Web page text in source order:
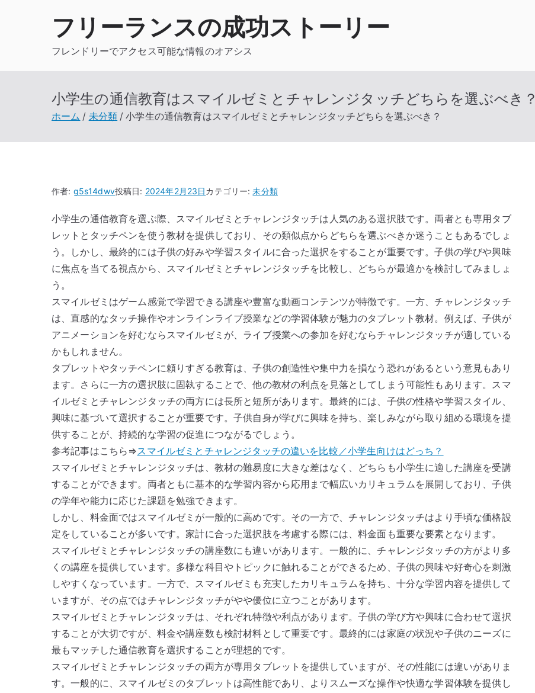
フリーランスの成功ストーリー
フレンドリーでアクセス可能な情報のオアシス
小学生の通信教育はスマイルゼミとチャレンジタッチどちらを選ぶべき？
ホーム 未分類 小学生の通信教育はスマイルゼミとチャレンジタッチどちらを選ぶべき？
作者: g5s14dwv投稿日: 2024年2月23日カテゴリー:未分類
小学生の通信教育を選ぶ際、スマイルゼミとチャレンジタッチは人気のある選択肢です。両者とも専用タブ
レットとタッチペンを使う教材を提供しており、その類似点からどちらを選ぶべきか迷うこともあるでしょ
う。しかし、最終的には子供の好みや学習スタイルに合った選択をすることが重要です。子供の学びや興味
に焦点を当てる視点から、スマイルゼミとチャレンジタッチを比較し、どちらが最適かを検討してみましょ
う。
スマイルゼミはゲーム感覚で学習できる講座や豊富な動画コンテンツが特徴です。一方、チャレンジタッチ
は、直感的なタッチ操作やオンラインライブ授業などの学習体験が魅力のタブレット教材。例えば、子供が
アニメーションを好むならスマイルゼミが、ライブ授業への参加を好むならチャレンジタッチが適している
かもしれません。
タブレットやタッチペンに頼りすぎる教育は、子供の創造性や集中力を損なう恐れがあるという意見もあり
ます。さらに一方の選択肢に固執することで、他の教材の利点を見落としてしまう可能性もあります。スマ
イルゼミとチャレンジタッチの両方には長所と短所があります。最終的には、子供の性格や学習スタイル、
興味に基づいて選択することが重要です。子供自身が学びに興味を持ち、楽しみながら取り組める環境を提
供することが、持続的な学習の促進につながるでしょう。
参考記事はこちら⇒スマイルゼミとチャレンジタッチの違いを比較／小学生向けはどっち？
スマイルゼミとチャレンジタッチは、教材の難易度に大きな差はなく、どちらも小学生に適した講座を受講
することができます。両者ともに基本的な学習内容から応用まで幅広いカリキュラムを展開しており、子供
の学年や能力に応じた課題を勉強できます。
しかし、料金面ではスマイルゼミが一般的に高めです。その一方で、チャレンジタッチはより手頃な価格設
定をしていることが多いです。家計に合った選択肢を考慮する際には、料金面も重要な要素となります。
スマイルゼミとチャレンジタッチの講座数にも違いがあります。一般的に、チャレンジタッチの方がより多
くの講座を提供しています。多様な科目やトピックに触れることができるため、子供の興味や好奇心を刺激
しやすくなっています。一方で、スマイルゼミも充実したカリキュラムを持ち、十分な学習内容を提供して
いますが、その点ではチャレンジタッチがやや優位に立つことがあります。
スマイルゼミとチャレンジタッチは、それぞれ特徴や利点があります。子供の学び方や興味に合わせて選択
することが大切ですが、料金や講座数も検討材料として重要です。最終的には家庭の状況や子供のニーズに
最もマッチした通信教育を選択することが理想的です。
スマイルゼミとチャレンジタッチの両方が専用タブレットを提供していますが、その性能には違いがありま
す。一般的に、スマイルゼミのタブレットは高性能であり、よりスムーズな操作や快適な学習体験を提供し